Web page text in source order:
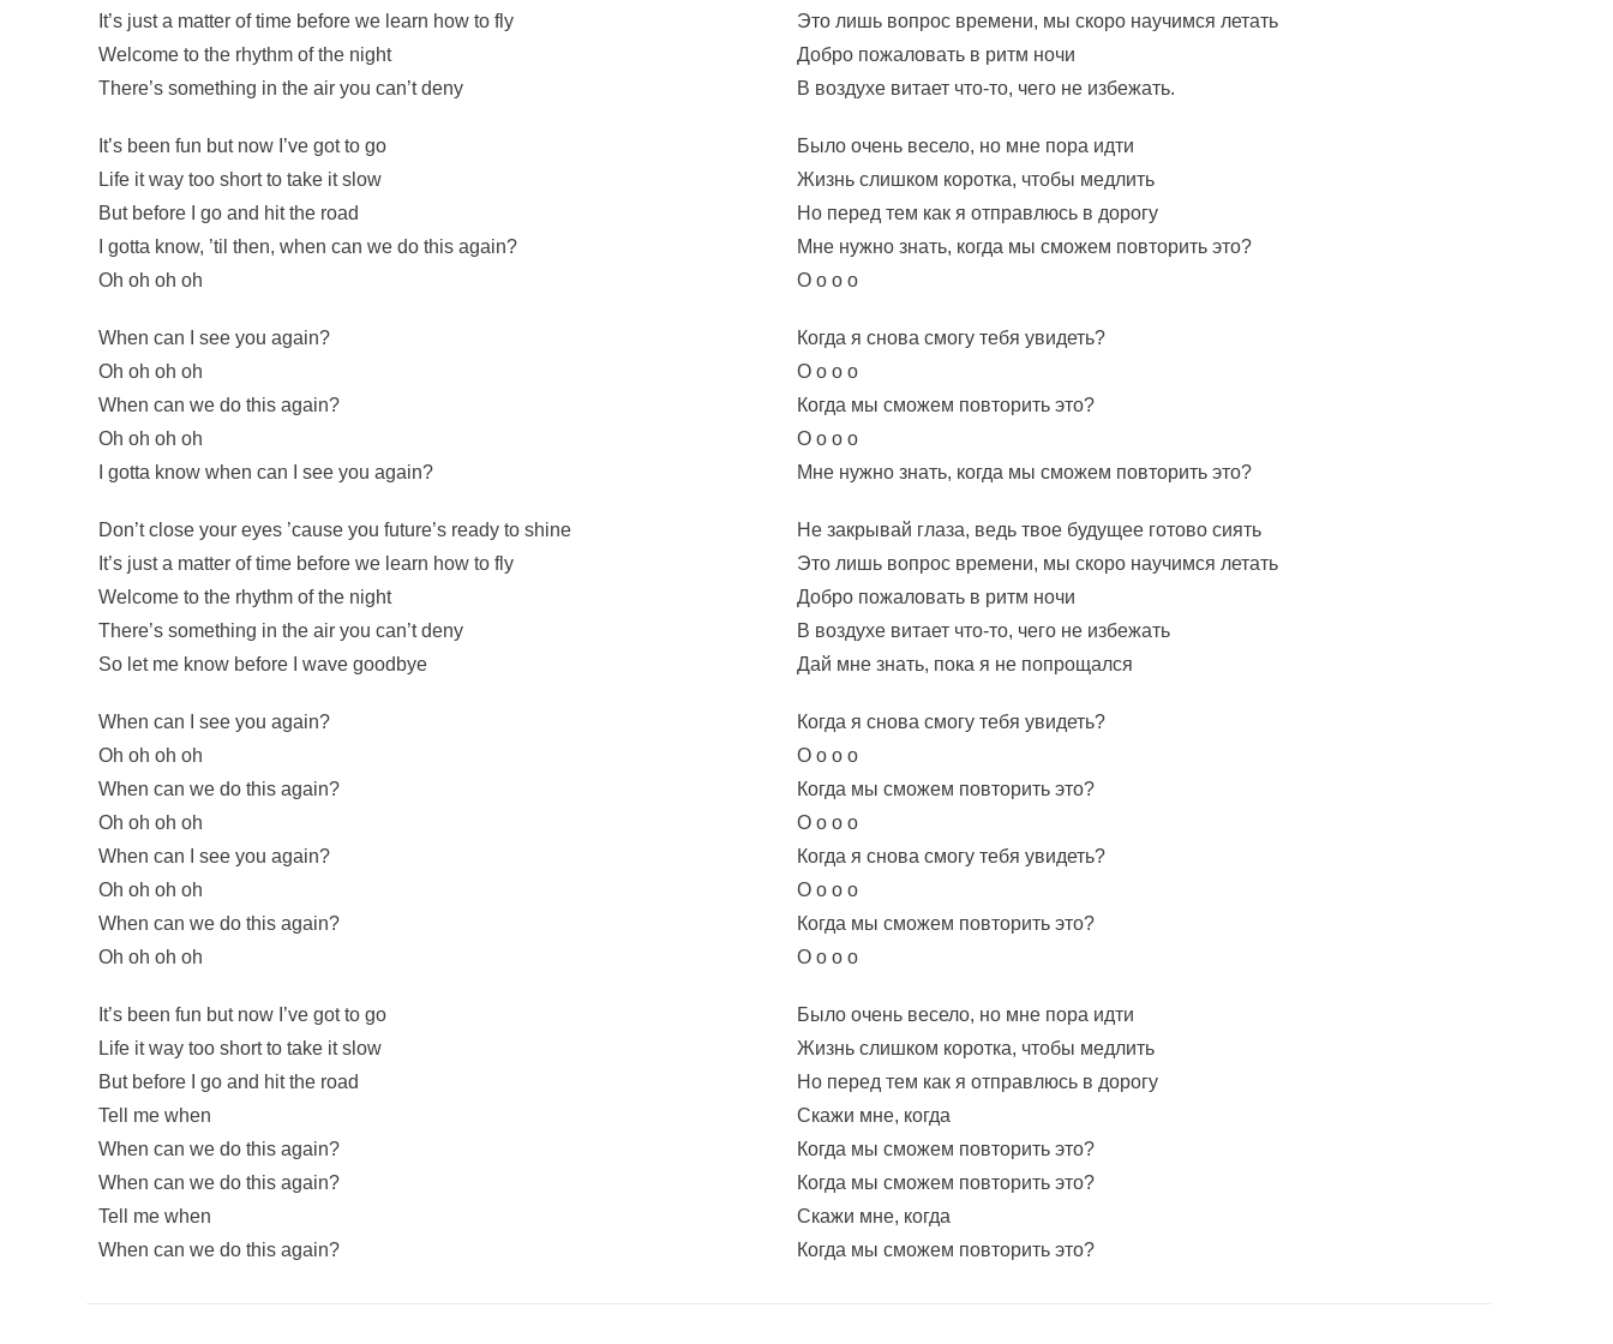
It’s just a matter of time before we learn how to fly
Welcome to the rhythm of the night
There’s something in the air you can’t deny
It’s been fun but now I’ve got to go
Life it way too short to take it slow
But before I go and hit the road
I gotta know, ’til then, when can we do this again?
Oh oh oh oh
When can I see you again?
Oh oh oh oh
When can we do this again?
Oh oh oh oh
I gotta know when can I see you again?
Don’t close your eyes ’cause you future’s ready to shine
It’s just a matter of time before we learn how to fly
Welcome to the rhythm of the night
There’s something in the air you can’t deny
So let me know before I wave goodbye
When can I see you again?
Oh oh oh oh
When can we do this again?
Oh oh oh oh
When can I see you again?
Oh oh oh oh
When can we do this again?
Oh oh oh oh
It’s been fun but now I’ve got to go
Life it way too short to take it slow
But before I go and hit the road
Tell me when
When can we do this again?
When can we do this again?
Tell me when
When can we do this again?
Это лишь вопрос времени, мы скоро научимся летать
Добро пожаловать в ритм ночи
В воздухе витает что-то, чего не избежать.
Было очень весело, но мне пора идти
Жизнь слишком коротка, чтобы медлить
Но перед тем как я отправлюсь в дорогу
Мне нужно знать, когда мы сможем повторить это?
О о о о
Когда я снова смогу тебя увидеть?
О о о о
Когда мы сможем повторить это?
О о о о
Мне нужно знать, когда мы сможем повторить это?
Не закрывай глаза, ведь твое будущее готово сиять
Это лишь вопрос времени, мы скоро научимся летать
Добро пожаловать в ритм ночи
В воздухе витает что-то, чего не избежать
Дай мне знать, пока я не попрощался
Когда я снова смогу тебя увидеть?
О о о о
Когда мы сможем повторить это?
О о о о
Когда я снова смогу тебя увидеть?
О о о о
Когда мы сможем повторить это?
О о о о
Было очень весело, но мне пора идти
Жизнь слишком коротка, чтобы медлить
Но перед тем как я отправлюсь в дорогу
Скажи мне, когда
Когда мы сможем повторить это?
Когда мы сможем повторить это?
Скажи мне, когда
Когда мы сможем повторить это?